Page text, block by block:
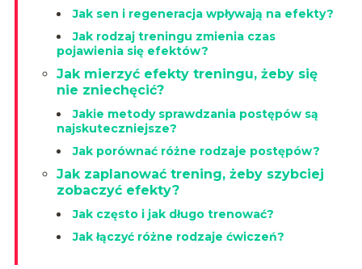
Jak sen i regeneracja wpływają na efekty?
Jak rodzaj treningu zmienia czas
pojawienia się efektów?
Jak mierzyć efekty treningu, żeby się
nie zniechęcić?
Jakie metody sprawdzania postępów są
najskuteczniejsze?
Jak porównać różne rodzaje postępów?
Jak zaplanować trening, żeby szybciej
zobaczyć efekty?
Jak często i jak długo trenować?
Jak łączyć różne rodzaje ćwiczeń?